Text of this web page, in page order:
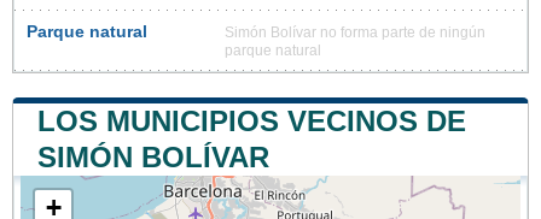
Parque natural
Simón Bolívar no forma parte de ningún
parque natural
LOS MUNICIPIOS VECINOS DE
SIMÓN BOLÍVAR
+